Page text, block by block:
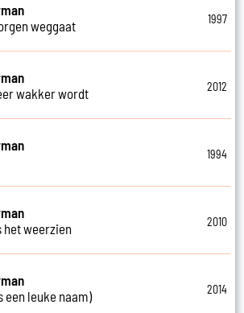
weggaat
1997
wakker wordt
2012
1994
het weerzien
2010
een leuke naam)
2014